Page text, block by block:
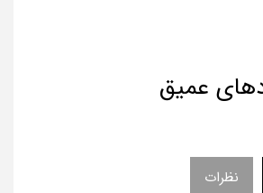
عمیق
نظرات